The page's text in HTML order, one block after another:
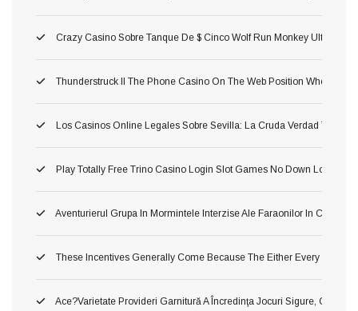
Crazy Casino Sobre Tanque De $ Cinco Wolf Run Monkey Ultra Hot
Thunderstruck II The Phone Casino On The Web Position Where
Los Casinos Online Legales Sobre Sevilla: La Cruda Verdad
Play Totally Free Trino Casino Login Slot Games No Down Load No
Aventurierul Grupa In Mormintele Interzise Ale Faraonilor In Cea
These Incentives Generally Come Because The Either Every Single
Ace?varietate Provideri Garnitură A Încredinţa Jocuri Sigure,